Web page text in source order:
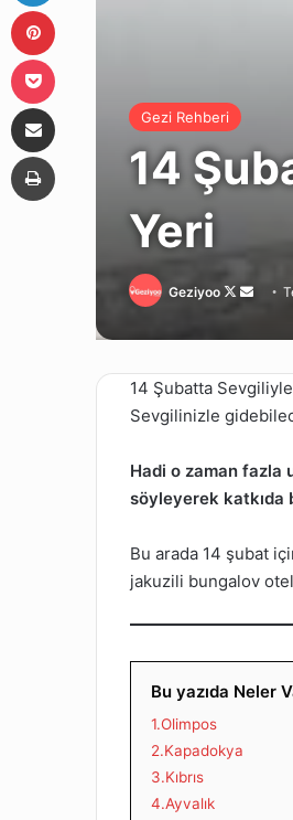
Gezi Rehberi
14
Yeri
Geziyoo
Follow
X
Bir
posta
14 Şubatta
Sevgilinizle
Hadi o zaman fazla
söyleyerek katkıda
Bu arada 14 şubat
jakuzili bungalov
Bu yazıda Neler
1.Olimpos
2.Kapadokya
3.Kıbrıs
4.Ayvalık